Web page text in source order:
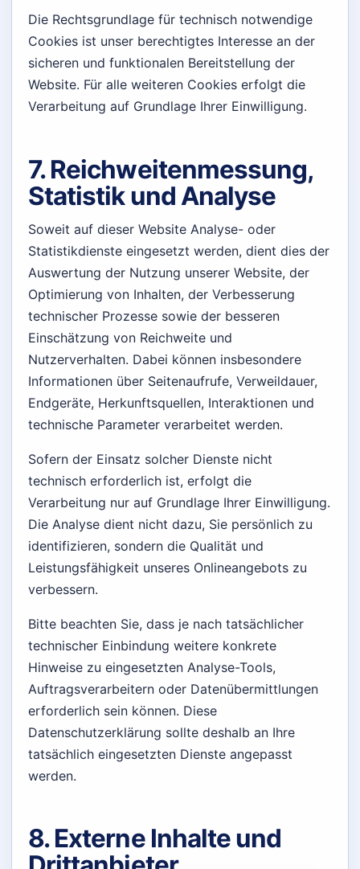
Die Rechtsgrundlage für technisch notwendige
Cookies ist unser berechtigtes Interesse an der
sicheren und funktionalen Bereitstellung der
Website. Für alle weiteren Cookies erfolgt die
Verarbeitung auf Grundlage Ihrer Einwilligung.
7. Reichweitenmessung,
Statistik und Analyse
Soweit auf dieser Website Analyse- oder
Statistikdienste eingesetzt werden, dient dies der
Auswertung der Nutzung unserer Website, der
Optimierung von Inhalten, der Verbesserung
technischer Prozesse sowie der besseren
Einschätzung von Reichweite und
Nutzerverhalten. Dabei können insbesondere
Informationen über Seitenaufrufe, Verweildauer,
Endgeräte, Herkunftsquellen, Interaktionen und
technische Parameter verarbeitet werden.
Sofern der Einsatz solcher Dienste nicht
technisch erforderlich ist, erfolgt die
Verarbeitung nur auf Grundlage Ihrer Einwilligung.
Die Analyse dient nicht dazu, Sie persönlich zu
identifizieren, sondern die Qualität und
Leistungsfähigkeit unseres Onlineangebots zu
verbessern.
Bitte beachten Sie, dass je nach tatsächlicher
technischer Einbindung weitere konkrete
Hinweise zu eingesetzten Analyse-Tools,
Auftragsverarbeitern oder Datenübermittlungen
erforderlich sein können. Diese
Datenschutzerklärung sollte deshalb an Ihre
tatsächlich eingesetzten Dienste angepasst
werden.
8. Externe Inhalte und